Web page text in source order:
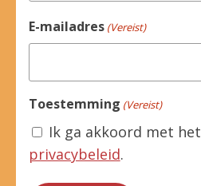
E-mailadres (Vereist)
Toestemming (Vereist)
Ik ga akkoord met het
privacybeleid.